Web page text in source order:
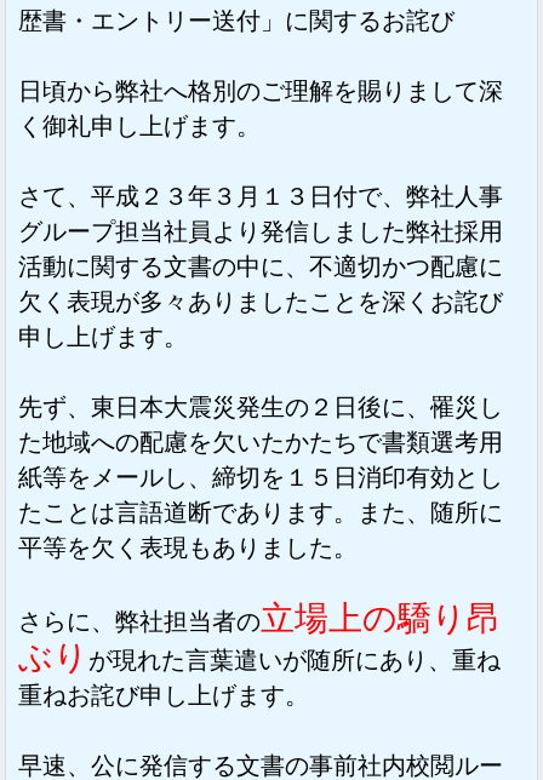
歴書・エントリー送付」に関するお詫び
日頃から弊社へ格別のご理解を賜りまして深
く御礼申し上げます。
さて、平成２３年３月１３日付で、弊社人事
グループ担当社員より発信しました弊社採用
活動に関する文書の中に、不適切かつ配慮に
欠く表現が多々ありましたことを深くお詫び
申し上げます。
先ず、東日本大震災発生の２日後に、罹災し
た地域への配慮を欠いたかたちで書類選考用
紙等をメールし、締切を１５日消印有効とし
たことは言語道断であります。また、随所に
平等を欠く表現もありました。
さらに、弊社担当者の立場上の驕り昂
ぶり が現れた言葉遣いが随所にあり、重ね
重ねお詫び申し上げます。
早速、公に発信する文書の事前社内校閲ルー